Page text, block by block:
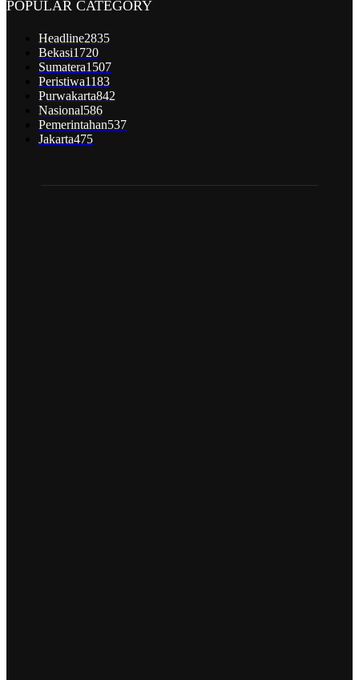
POPULAR CATEGORY
Headline2835
Bekasi1720
Sumatera1507
Peristiwa1183
Purwakarta842
Nasional586
Pemerintahan537
Jakarta475